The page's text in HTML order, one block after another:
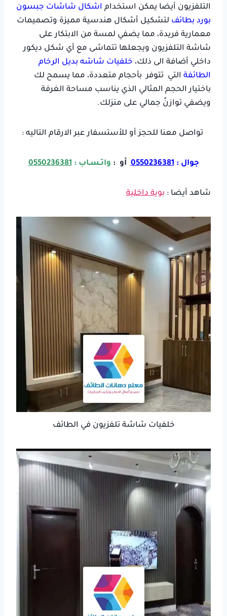
التلفزيون أيضا يمكن استخدام اشكال شاشات جبسون
بورد بطائف لتشكيل أشكال هندسية مميزة وتصميمات
معمارية فريدة، مما يضفي لمسة من الابتكار على
شاشة التلفزيون ويجعلها تتماشى مع أي شكل ديكور
داخلي أضافة الى ذلك، خلفيات شاشه بديل الرخام
الطائفة التي تتوفر بأحجام متعددة، مما يسمح لك
باختيار الحجم المثالي الذي يناسب مساحة الغرفة
ويضفي توازنً جمالي على منزلك.
تواصل معنا للحجز أو للأستسفار عبر الارقام التاليه :
جوال :0550236381 أو : واتـسـاب :0550236381
شاهد أيضا : بوية داخلية
خلفيات شاشة تلفزيون في الطائف